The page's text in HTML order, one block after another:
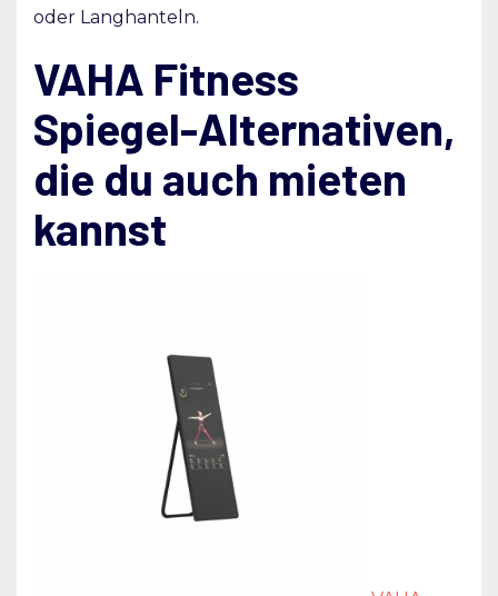
oder Langhanteln.
VAHA Fitness
Spiegel-Alternativen,
die du auch mieten
kannst